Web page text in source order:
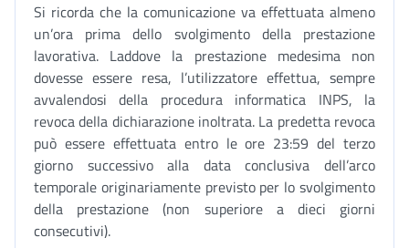
Si ricorda che la comunicazione va effettuata almeno
un’ora prima dello svolgimento della prestazione
lavorativa. Laddove la prestazione medesima non
dovesse essere resa, l’utilizzatore effettua, sempre
avvalendosi della procedura informatica INPS, la
revoca della dichiarazione inoltrata. La predetta revoca
può essere effettuata entro le ore 23:59 del terzo
giorno successivo alla data conclusiva dell’arco
temporale originariamente previsto per lo svolgimento
della prestazione (non superiore a dieci giorni
consecutivi).